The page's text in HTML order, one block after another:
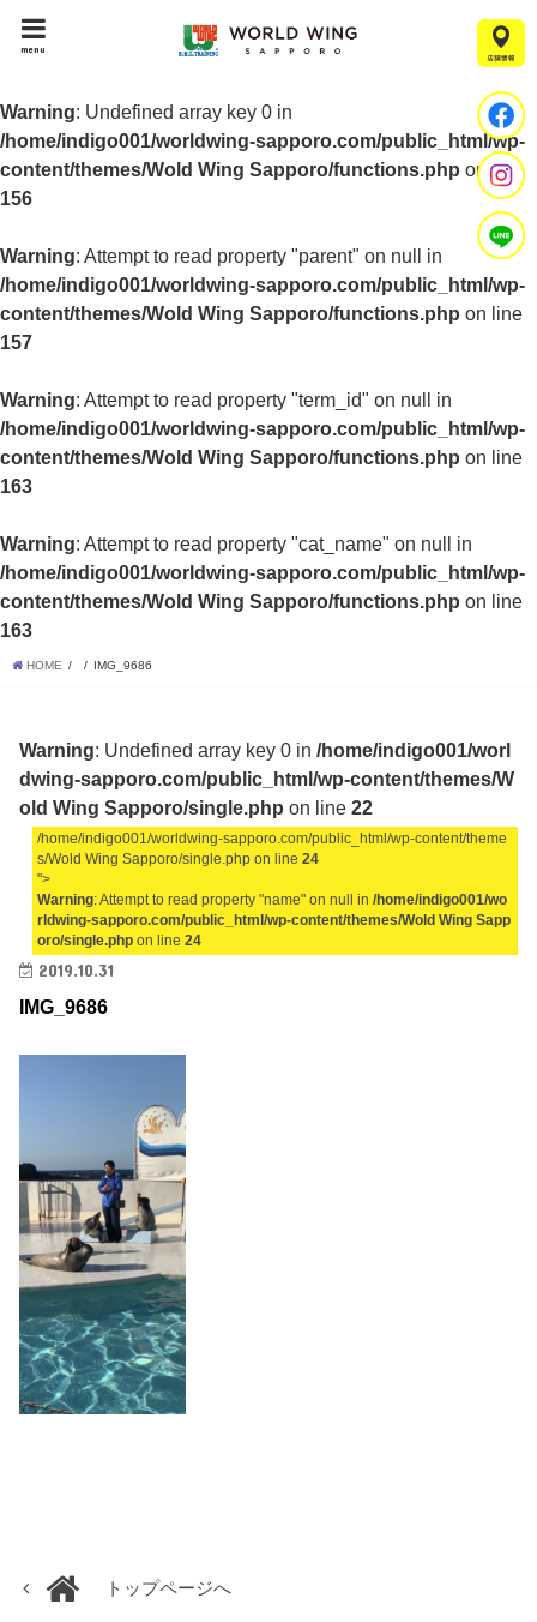
menu
Warning: Undefined array key 0 in
/home/indigo001/worldwing-sapporo.com/public_html/wp-
content/themes/Wold Wing Sapporo/functions.php on line
156
Warning: Attempt to read property "parent" on null in
/home/indigo001/worldwing-sapporo.com/public_html/wp-
content/themes/Wold Wing Sapporo/functions.php on line
157
Warning: Attempt to read property "term_id" on null in
/home/indigo001/worldwing-sapporo.com/public_html/wp-
content/themes/Wold Wing Sapporo/functions.php on line
163
Warning: Attempt to read property "cat_name" on null in
/home/indigo001/worldwing-sapporo.com/public_html/wp-
content/themes/Wold Wing Sapporo/functions.php on line
163
HOME IMG_9686
Warning: Undefined array key 0 in/home/indigo001/worl
dwing-sapporo.com/public_html/wp-content/themes/W
old Wing Sapporo/single.php on line22
/home/indigo001/worldwing-sapporo.com/public_html/wp-content/theme
s/Wold Wing Sapporo/single.php on line24
">
Warning: Attempt to read property "name" on null in/home/indigo001/wo
rldwing-sapporo.com/public_html/wp-content/themes/Wold Wing Sapp
oro/single.php on line24
2019.10.31
IMG_9686
トップページへ